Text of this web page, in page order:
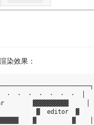
染效果：
·  ·  ·  ·  ·  ·  ·  │
▓▓▓▓▓▓▓▓▓▓     │
▓  editor  ▓    │
▓          ▓    │